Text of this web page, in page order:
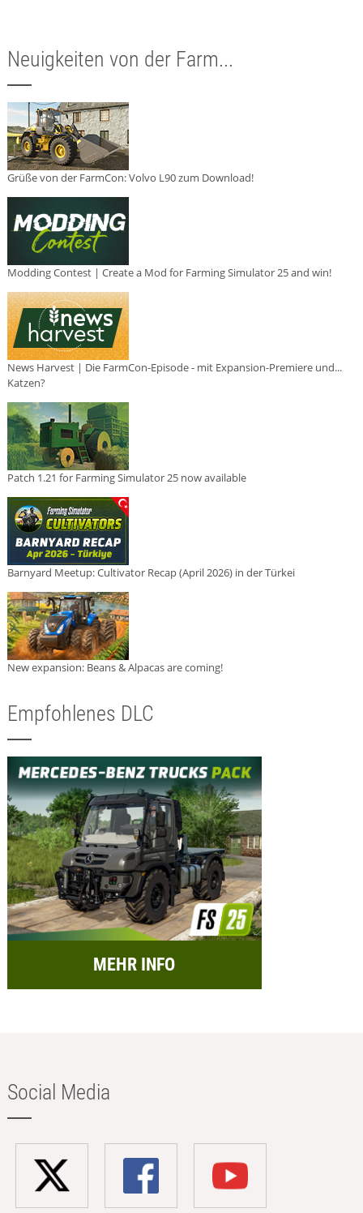
Neuigkeiten von der Farm...
Grüße von der FarmCon: Volvo L90 zum Download!
Modding Contest | Create a Mod for Farming Simulator 25 and win!
News Harvest | Die FarmCon-Episode - mit Expansion-Premiere und...
Katzen?
Patch 1.21 for Farming Simulator 25 now available
Barnyard Meetup: Cultivator Recap (April 2026) in der Türkei
New expansion: Beans & Alpacas are coming!
Empfohlenes DLC
MEHR INFO
Social Media